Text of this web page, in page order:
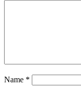
Name *